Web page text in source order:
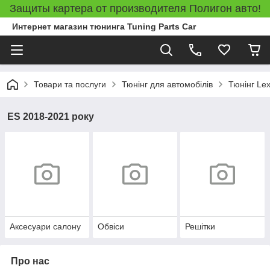
Защиты картера от производителя Полигон авто!
Интернет магазин тюнинга Tuning Parts Car
Товари та послуги Тюнінг для автомобілів Тюнінг
ES 2018-2021 року
Аксесуари салону Обвіси Решітки
Про нас